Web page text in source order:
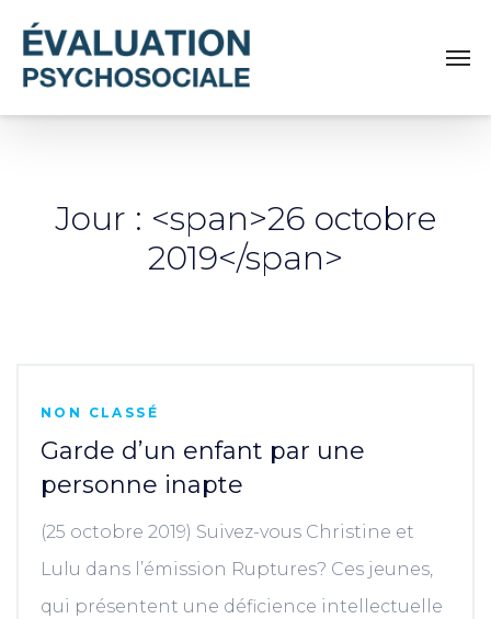
Jour : <span>26 octobre
2019</span>
NON CLASSÉ
Garde d’un enfant par une
personne inapte
(25 octobre 2019) Suivez-vous Christine et
Lulu dans l’émission Ruptures? Ces jeunes,
qui présentent une déficience intellectuelle